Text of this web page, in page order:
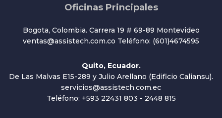
Oficinas Principales
Bogota, Colombia. Carrera 19 # 69-89 Montevideo
ventas@assistech.com.co Teléfono: (601)4674595
Quito, Ecuador.
De Las Malvas E15-289 y Julio Arellano (Edificio Caliansu).
servicios@assistech.com.ec
Teléfono: +593 22431 803 - 2448 815